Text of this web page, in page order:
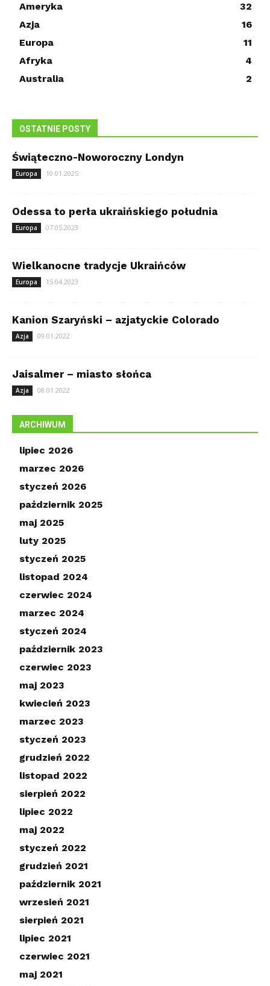
Ameryka
32
Azja
16
Europa
11
Afryka
4
Australia
2
OSTATNIE POSTY
Świąteczno-Noworoczny Londyn
Europa 10.01.2025
Odessa to perła ukraińskiego południa
Europa 07.05.2023
Wielkanocne tradycje Ukraińców
Europa 15.04.2023
Kanion Szaryński – azjatyckie Colorado
Azja 09.01.2022
Jaisalmer – miasto słońca
Azja 08.01.2022
ARCHIWUM
lipiec 2026
marzec 2026
styczeń 2026
październik 2025
maj 2025
luty 2025
styczeń 2025
listopad 2024
czerwiec 2024
marzec 2024
styczeń 2024
październik 2023
czerwiec 2023
maj 2023
kwiecień 2023
marzec 2023
styczeń 2023
grudzień 2022
listopad 2022
sierpień 2022
lipiec 2022
maj 2022
styczeń 2022
grudzień 2021
październik 2021
wrzesień 2021
sierpień 2021
lipiec 2021
czerwiec 2021
maj 2021